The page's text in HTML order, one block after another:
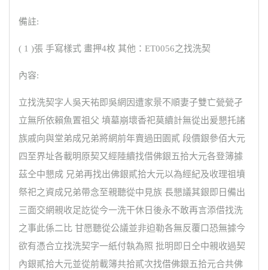
備註:
( 1 )張 手寫樣式 畫押4枚 其他：ET0056之找洗契
內容:
立找洗契字人吳天祐即吳網因遭家景不順妻子雙亡甇甇孑
立無所依賴魚置祖父 墳墓崩壞香祀莫續計無從出爰懇托諸
族戚向與堂弟成兄弟將網前年賣過田園貳 段價銀參佰大元
四至界址各載明原契又經陸續找借佛銀五拾大元各登簿據
茲仝中懇成 兄弟再找出佛銀貳拾大元以為經紀及收理祖墳
祭祀之資成兄弟帶念至親聽從中見族 長懇議其銀即日備出
三面交網親收足訖從今一洗干休日後永不敢再言添借找洗
之事此係二比 甘愿聽從公議並非迫勒各無反覆口恐無據今
欲有憑合立找洗契字一紙付執為照 批明即日仝中親收過契
內銀貳拾大元並從前載簿共拾貳次找借佛銀五拾元合共佛